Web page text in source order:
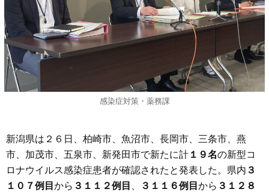
感染症対策・薬務課
新潟県は２６日、柏崎市、魚沼市、長岡市、三条市、燕
市、加茂市、五泉市、新発田市で新たに計 １９名の新型コ
ロナウイルス感染症患者が確認されたと発表した。県内 ３
１０７例目 から ３１１２例目 ３１１６例目 から ３１２８